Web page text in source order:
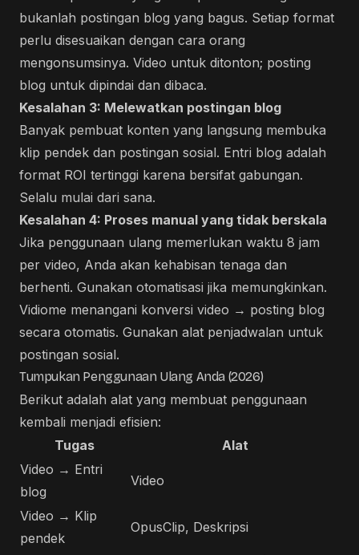
bukanlah postingan blog yang bagus. Setiap format
perlu disesuaikan dengan cara orang
mengonsumsinya. Video untuk ditonton; posting
blog untuk dipindai dan dibaca.
Kesalahan 3: Melewatkan postingan blog
Banyak pembuat konten yang langsung membuka
klip pendek dan postingan sosial. Entri blog adalah
format ROI tertinggi karena bersifat gabungan.
Selalu mulai dari sana.
Kesalahan 4: Proses manual yang tidak berskala
Jika penggunaan ulang memerlukan waktu 8 jam
per video, Anda akan kehabisan tenaga dan
berhenti. Gunakan otomatisasi jika memungkinkan.
Vidiome menangani konversi video → posting blog
secara otomatis. Gunakan alat penjadwalan untuk
postingan sosial.
Tumpukan Penggunaan Ulang Anda (2026)
Berikut adalah alat yang membuat penggunaan
kembali menjadi efisien:
Tugas
Alat
Video → Entri
blog
Video
Video → Klip
pendek
OpusClip, Deskripsi